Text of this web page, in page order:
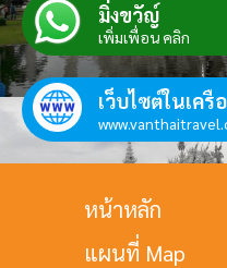
มิ่งขวัญ์
เพิ่มเพื่อน คลิก
เว็บไซต์ในเครือ
หน้าหลัก
แผนที่ Map